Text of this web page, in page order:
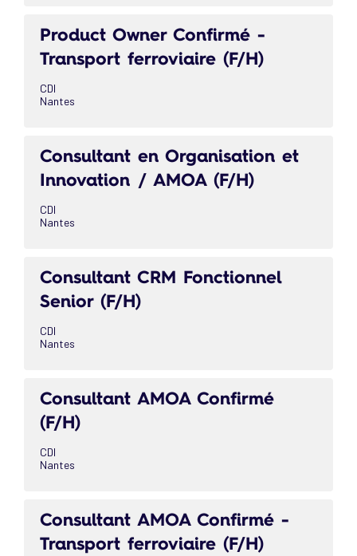
Product Owner Confirmé -
Transport ferroviaire (F/H)
CDI
Nantes
Consultant en Organisation et
Innovation / AMOA (F/H)
CDI
Nantes
Consultant CRM Fonctionnel
Senior (F/H)
CDI
Nantes
Consultant AMOA Confirmé
(F/H)
CDI
Nantes
Consultant AMOA Confirmé -
Transport ferroviaire (F/H)